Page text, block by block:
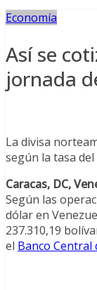
Economía
Así se
jornada
La divisa
según la tasa
Caracas, DC,
Según las
dólar en
237.310,19
el Banco Central